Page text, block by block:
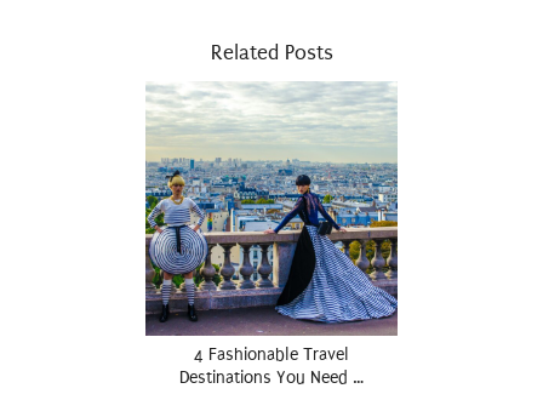
Related Posts
4 Fashionable Travel
Destinations You Need …